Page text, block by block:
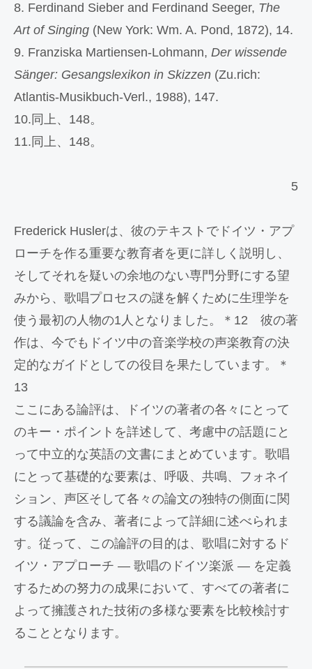
8. Ferdinand Sieber and Ferdinand Seeger, The
Art of Singing (New York: Wm. A. Pond, 1872), 14.
9. Franziska Martiensen-Lohmann, Der wissende
Sänger: Gesangslexikon in Skizzen (Zu.rich:
Atlantis-Musikbuch-Verl., 1988), 147.
10.同上、148。
11.同上、148。
5
Frederick Huslerは、彼のテキストでドイツ・アプ
ローチを作る重要な教育者を更に詳しく説明し、
そしてそれを疑いの余地のない専門分野にする望
みから、歌唱プロセスの謎を解くために生理学を
使う最初の人物の1人となりました。＊12 彼の著
作は、今でもドイツ中の音楽学校の声楽教育の決
定的なガイドとしての役目を果たしています。＊
13
ここにある論評は、ドイツの著者の各々にとって
のキー・ポイントを詳述して、考慮中の話題にと
って中立的な英語の文書にまとめています。歌唱
にとって基礎的な要素は、呼吸、共鳴、フォネイ
ション、声区そして各々の論文の独特の側面に関
する議論を含み、著者によって詳細に述べられま
す。従って、この論評の目的は、歌唱に対するド
イツ・アプローチ ― 歌唱のドイツ楽派 ― を定義
するための努力の成果において、すべての著者に
よって擁護された技術の多様な要素を比較検討す
ることとなります。